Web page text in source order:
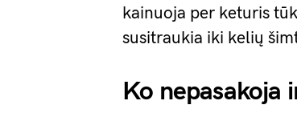
kainuoja per keturis
susitraukia iki kelių
Ko nepasakoja